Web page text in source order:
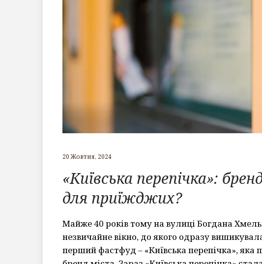
20 Жовтня, 2024
«Київська перепічка»:
для приїжджих?
Майже 40 років тому на вулиці Богдана
незвичайне вікно, до якого одразу
перший фастфуд – «Київська перепічка», яка